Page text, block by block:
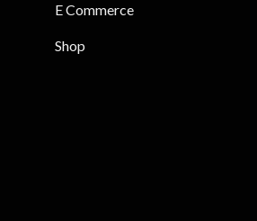
E Commerce
Shop